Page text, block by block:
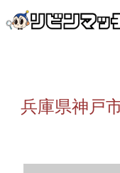
兵庫県神戸